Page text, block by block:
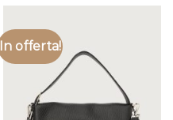
In offerta!